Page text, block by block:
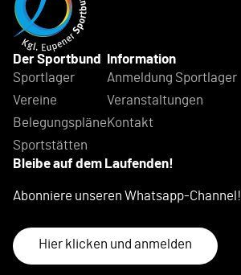
Der Sportbund
Sportlager
Vereine
Belegungspläne
Sportstätten
Information
Anmeldung Sportlager
Veranstaltungen
Kontakt
Bleibe auf dem Laufenden!
Abonniere unseren Whatsapp-Channel!
Hier klicken und anmelden